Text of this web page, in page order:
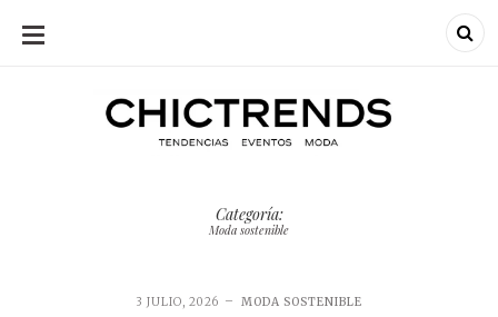
SKIP
Chic
Chic Trends
Categoría:
Moda sostenible
3 JULIO, 2026 MODA SOSTENIBLE